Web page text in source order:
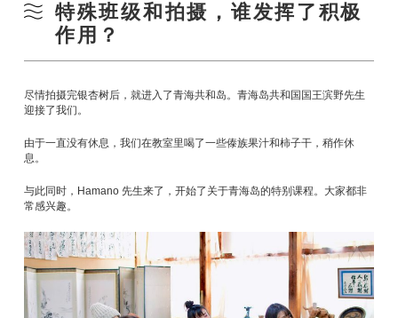
特殊班级和拍摄，谁发挥了积极
作用？
尽情拍摄完银杏树后，就进入了青海共和岛。青海岛共和国国王滨野先生
迎接了我们。
由于一直没有休息，我们在教室里喝了一些傣族果汁和柿子干，稍作休
息。
与此同时，Hamano 先生来了，开始了关于青海岛的特别课程。大家都非
常感兴趣。